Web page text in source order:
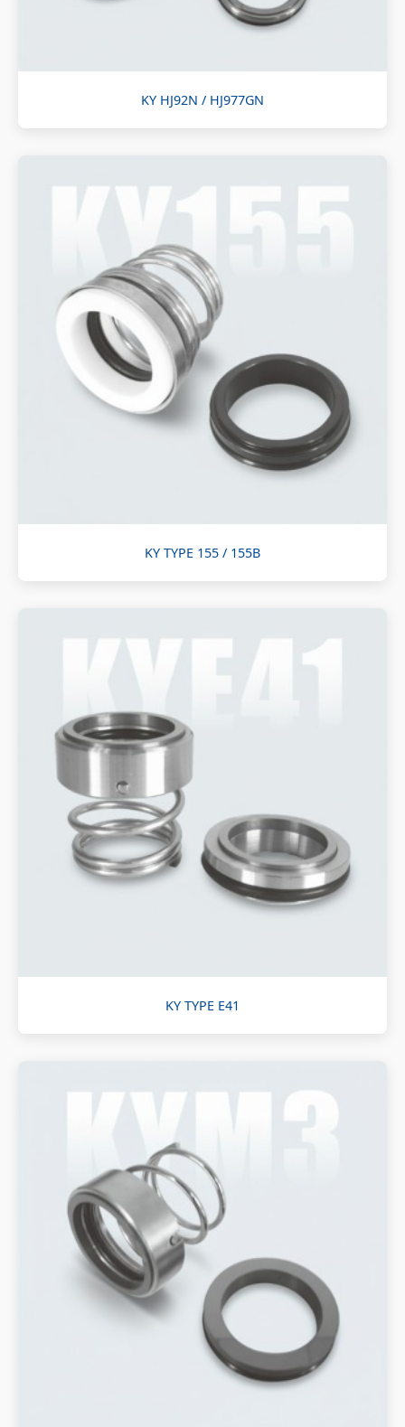
KY HJ92N / HJ977GN
KY TYPE 155 / 155B
KY TYPE E41